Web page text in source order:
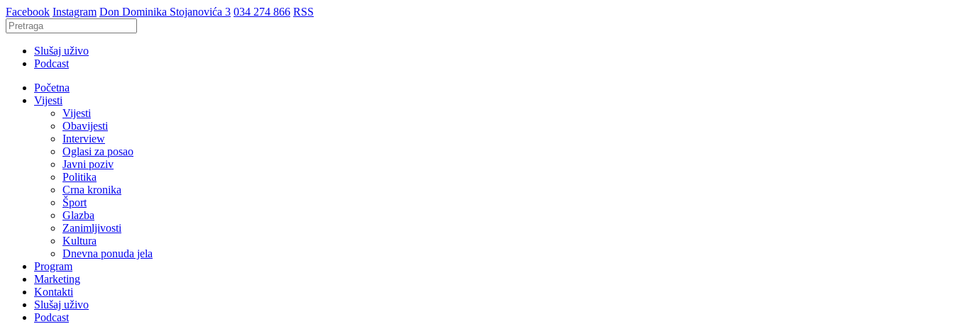
Facebook Instagram Don Dominika Stojanovića 3 034 274 866 RSS
Slušaj uživo
Podcast
Početna
Vijesti
Vijesti
Obavijesti
Interview
Oglasi za posao
Javni poziv
Politika
Crna kronika
Šport
Glazba
Zanimljivosti
Kultura
Dnevna ponuda jela
Program
Marketing
Kontakti
Slušaj uživo
Podcast